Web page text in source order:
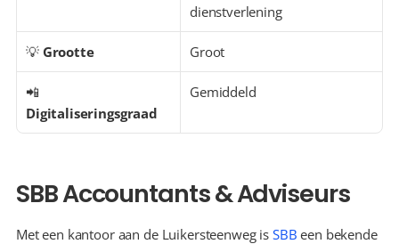
dienstverlening
💡 Grootte Groot
Digitaliseringsgraad
Gemiddeld
SBB Accountants & Adviseurs
Met een kantoor aan de Luikersteenweg is SBB een bekende